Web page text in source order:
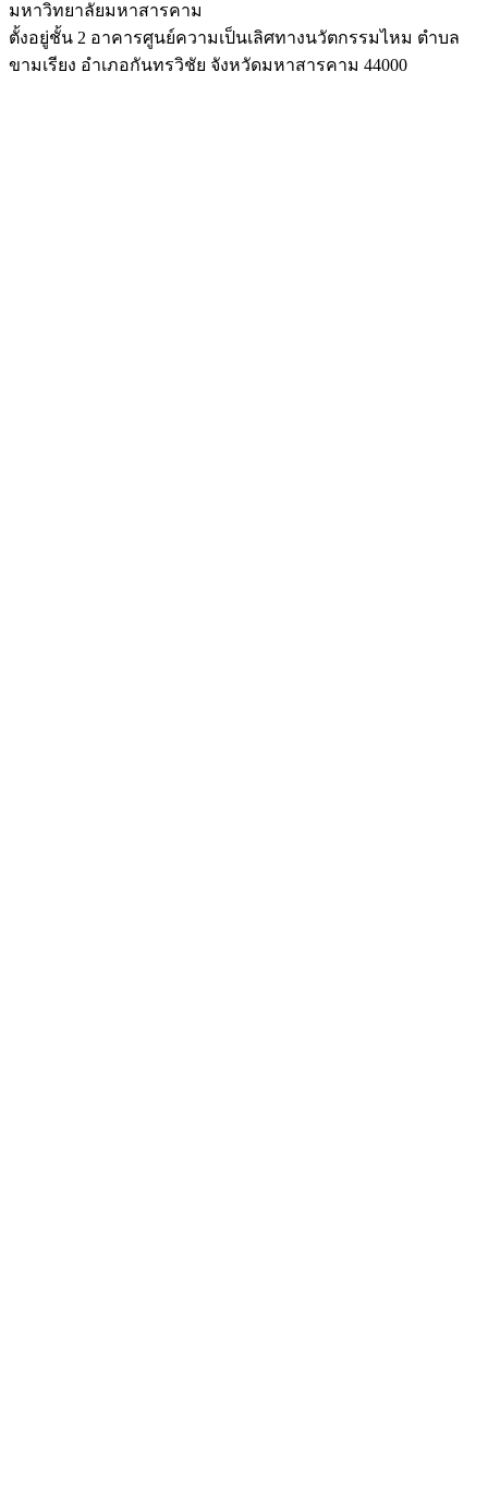
มหาวิทยาลัยมหาสารคาม
ตั้งอยู่ชั้น 2 อาคารศูนย์ความเป็นเลิศทางนวัตกรรมไหม ตำบล
ขามเรียง อำเภอกันทรวิชัย จังหวัดมหาสารคาม 44000